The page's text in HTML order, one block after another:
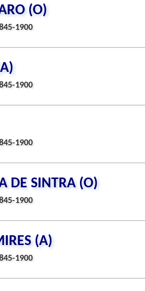
(O)
1900
1900
1900
DE SINTRA (O)
1900
(A)
1900